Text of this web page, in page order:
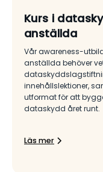
Kurs i
anställda
Vår awareness-
anställda behöver
innehållslektioner,
utformat för att
dataskydd året runt.
Läs mer